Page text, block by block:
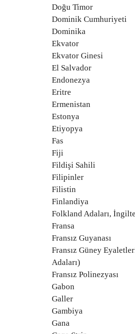
Doğu Timor
Dominik Cumhuriyeti
Dominika
Ekvator
Ekvator Ginesi
El Salvador
Endonezya
Eritre
Ermenistan
Estonya
Etiyopya
Fas
Fiji
Fildişi Sahili
Filipinler
Filistin
Finlandiya
Folkland Adaları,
Fransa
Fransız Guyanası
Fransız Güney
Adaları)
Fransız Polinezyası
Gabon
Galler
Gambiya
Gana